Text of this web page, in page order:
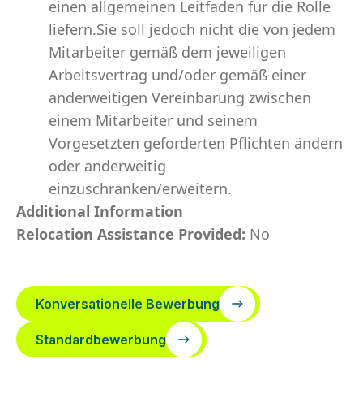
einen allgemeinen Leitfaden für die Rolle
liefern.Sie soll jedoch nicht die von jedem
Mitarbeiter gemäß dem jeweiligen
Arbeitsvertrag und/oder gemäß einer
anderweitigen Vereinbarung zwischen
einem Mitarbeiter und seinem
Vorgesetzten geforderten Pflichten ändern
oder anderweitig
einzuschränken/erweitern.
Additional Information
Relocation Assistance Provided: No
Konversationelle Bewerbung
Standardbewerbung